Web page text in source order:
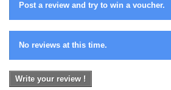
Post a review and try to win a voucher.
No reviews at this time.
Write your review !